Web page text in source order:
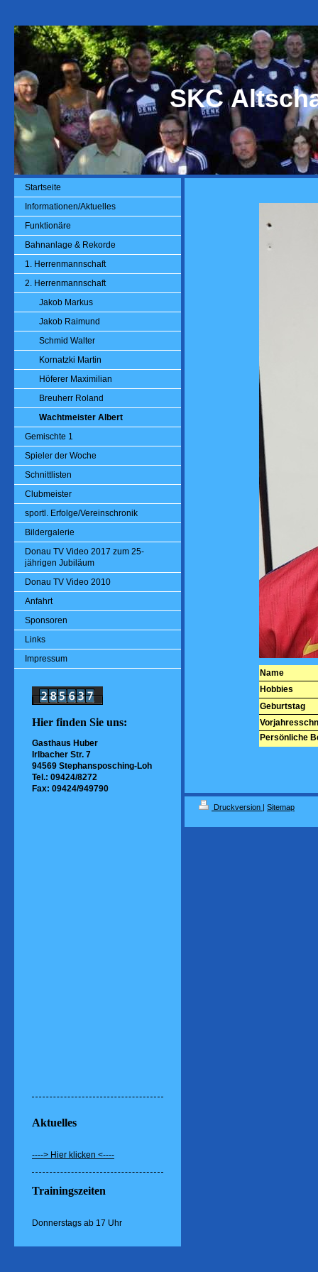
SKC
Startseite
Informationen/Aktuelles
Funktionäre
Bahnanlage & Rekorde
1. Herrenmannschaft
2. Herrenmannschaft
Jakob Markus
Jakob Raimund
Schmid Walter
Kornatzki Martin
Höferer Maximilian
Breuherr Roland
Wachtmeister Albert
Gemischte 1
Spieler der Woche
Schnittlisten
Clubmeister
sportl. Erfolge/Vereinschronik
Bildergalerie
Donau TV Video 2017 zum 25-
jährigen Jubiläum
Donau TV Video 2010
Anfahrt
Sponsoren
Links
Impressum
Hier finden Sie uns:
Gasthaus Huber
Irlbacher Str. 7
94569 Stephansposching-Loh
Tel.: 09424/8272
Fax: 09424/949790
Aktuelles
----> Hier klicken <----
Trainingszeiten
Donnerstags ab 17 Uhr
Name
Hobbies
Geburtstag
Persönliche
Druckversion | Sitemap